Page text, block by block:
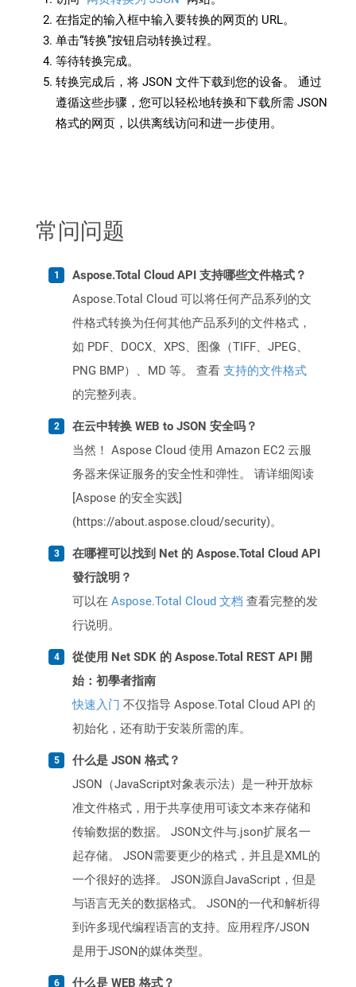
在指定的输入框中输入要转换的网页的 URL。
单击“转换”按钮启动转换过程。
等待转换完成。
转换完成后，将 JSON 文件下载到您的设备。 通过
遵循这些步骤，您可以轻松地转换和下载所需 JSON
格式的网页，以供离线访问和进一步使用。
常问问题
Aspose.Total Cloud API 支持哪些文件格式？
Aspose.Total Cloud 可以将任何产品系列的文
件格式转换为任何其他产品系列的文件格式，
如 PDF、DOCX、XPS、图像（TIFF、JPEG、
PNG BMP）、MD 等。 查看 支持的文件格式
的完整列表。
在云中转换 WEB to JSON 安全吗？
当然！ Aspose Cloud 使用 Amazon EC2 云服
务器来保证服务的安全性和弹性。 请详细阅读
[Aspose 的安全实践]
(https://about.aspose.cloud/security)。
在哪裡可以找到 Net 的 Aspose.Total Cloud API
發行說明？
可以在 Aspose.Total Cloud 文档 查看完整的发
行说明。
從使用 Net SDK 的 Aspose.Total REST API 開
始：初學者指南
快速入门 不仅指导 Aspose.Total Cloud API 的
初始化，还有助于安装所需的库。
什么是 JSON 格式？
JSON（JavaScript对象表示法）是一种开放标
准文件格式，用于共享使用可读文本来存储和
传输数据的数据。 JSON文件与.json扩展名一
起存储。 JSON需要更少的格式，并且是XML的
一个很好的选择。 JSON源自JavaScript，但是
与语言无关的数据格式。 JSON的一代和解析得
到许多现代编程语言的支持。应用程序/JSON
是用于JSON的媒体类型。
什么是 WEB 格式？